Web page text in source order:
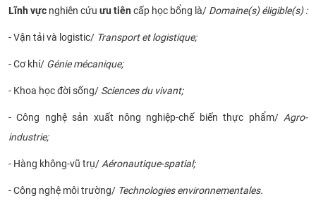
Lĩnh vực nghiên cứu ưu tiên cấp học bổng là/ Domaine(s) éligible(s) :
- Vận tải và logistic/ Transport et logistique;
- Cơ khí/ Génie mécanique;
- Khoa học đời sống/ Sciences du vivant;
- Công nghệ sản xuất nông nghiệp-chế biến thực phẩm/ Agro-
industrie;
- Hàng không-vũ trụ/ Aéronautique-spatial;
- Công nghệ môi trường/ Technologies environnementales.